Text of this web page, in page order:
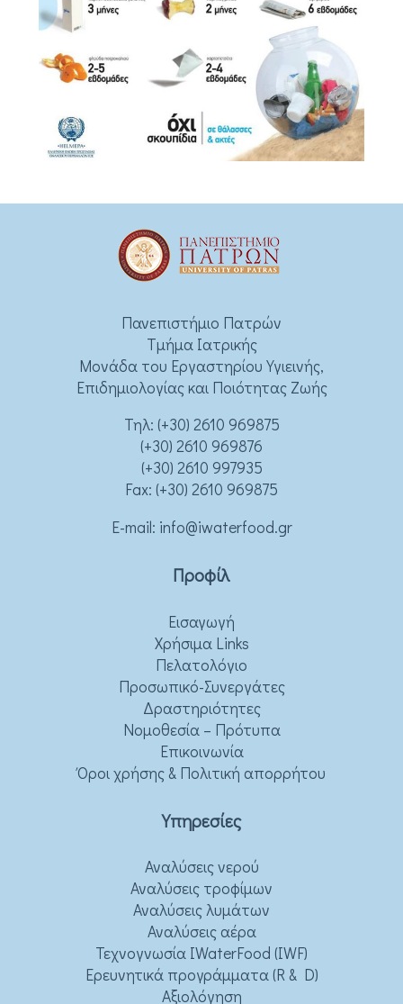
Πανεπιστήμιο Πατρών
Τμήμα Ιατρικής
Μονάδα του Εργαστηρίου Υγιεινής,
Επιδημιολογίας και Ποιότητας Ζωής
Τηλ: (+30) 2610 969875
(+30) 2610 969876
(+30) 2610 997935
Fax: (+30) 2610 969875
Ε-mail: info@iwaterfood.gr
Προφίλ
Εισαγωγή
Χρήσιμα Links
Πελατολόγιο
Προσωπικό-Συνεργάτες
Δραστηριότητες
Νομοθεσία – Πρότυπα
Επικοινωνία
Όροι χρήσης & Πολιτική απορρήτου
Υπηρεσίες
Αναλύσεις νερού
Αναλύσεις τροφίμων
Αναλύσεις λυμάτων
Αναλύσεις αέρα
Τεχνογνωσία IWaterFood (IWF)
Ερευνητικά προγράμματα (R & D)
Αξιολόγηση